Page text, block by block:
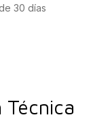
30 días